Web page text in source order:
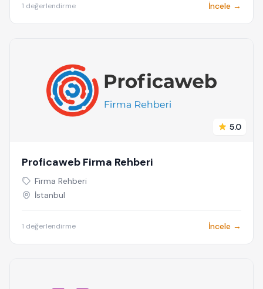
1 değerlendirme İncele →
5.0
Proficaweb Firma Rehberi
Firma Rehberi
İstanbul
1 değerlendirme İncele →